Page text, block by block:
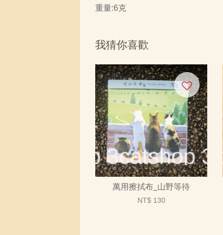
重量:6克
我猜你喜歡
萬用擦拭布_山野等待
NT$ 130